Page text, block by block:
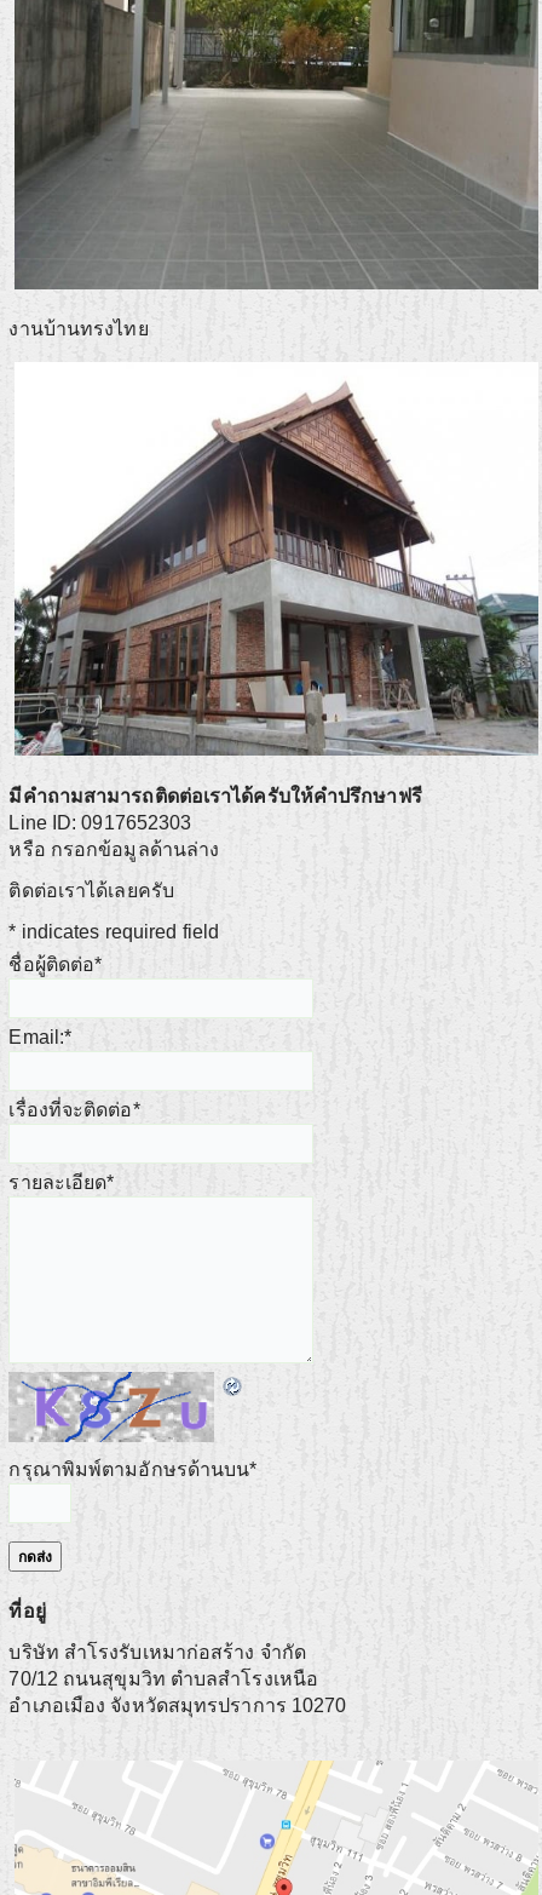
งานบ้านทรงไทย
มีคำถามสามารถติดต่อเราได้ครับให้คำปรึกษาฟรี
Line ID: 0917652303
หรือ กรอกข้อมูลด้านล่าง
ติดต่อเราได้เลยครับ
* indicates required field
ชื่อผู้ติดต่อ*
Email:*
เรื่องที่จะติดต่อ*
รายละเอียด*
กรุณาพิมพ์ตามอักษรด้านบน*
ที่อยู่
บริษัท สำโรงรับเหมาก่อสร้าง จำกัด
70/12 ถนนสุขุมวิท ตำบลสำโรงเหนือ
อำเภอเมือง จังหวัดสมุทรปราการ 10270